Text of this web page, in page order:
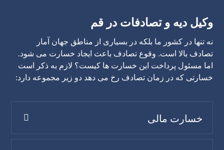
وکیل دیه و تصادفات در قم
نه تنها در کشور ما بلکه در بسیاری از مناطق جهان آمار
تصادف بالا است. وقوع تصادف باعث ایجاد خسارت می شود.
اما مسئول پرداخت این خسارت ها کیست؟ لازم به ذکر است
خسارتی که در زمان تصادف رخ می دهد دو زیر مجموعه دارد:
خسارت مالی